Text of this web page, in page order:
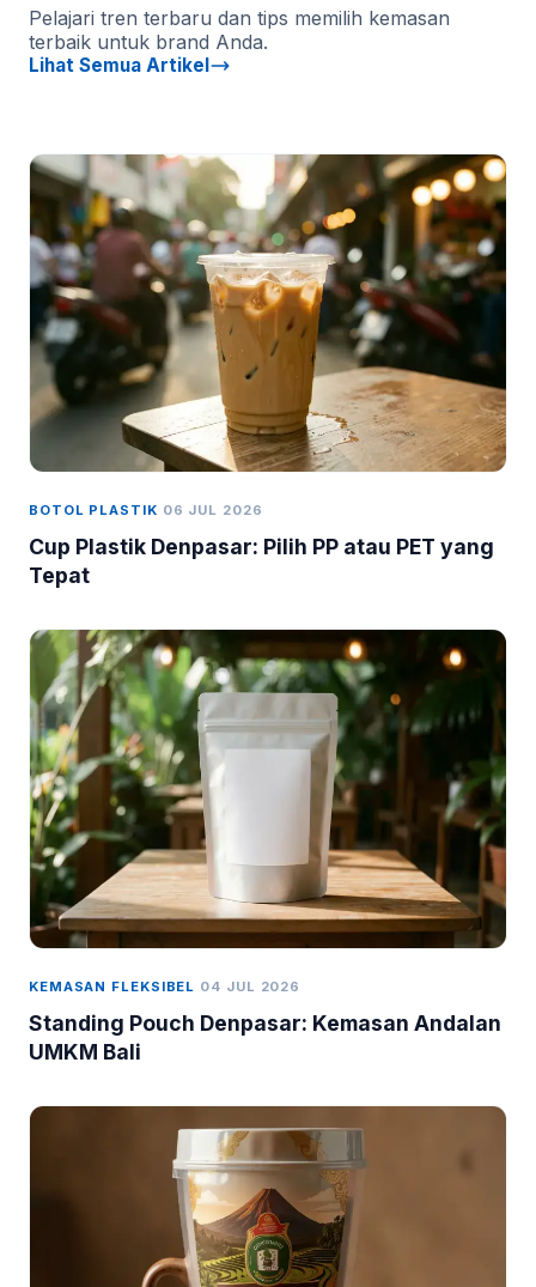
Pelajari tren terbaru dan tips memilih kemasan
terbaik untuk brand Anda.
Lihat Semua Artikel
BOTOL PLASTIK 06 JUL 2026
Cup Plastik Denpasar: Pilih PP atau PET yang
Tepat
KEMASAN FLEKSIBEL 04 JUL 2026
Standing Pouch Denpasar: Kemasan Andalan
UMKM Bali